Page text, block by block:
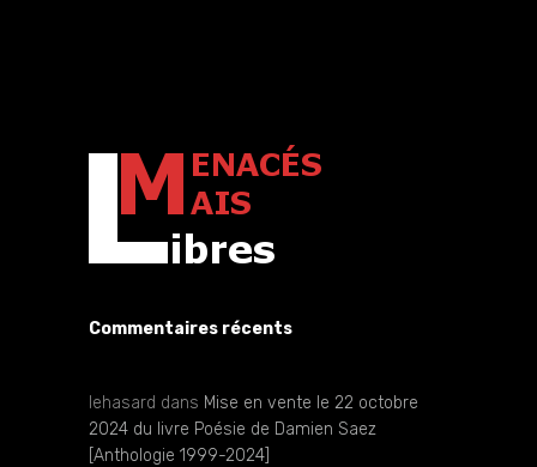
Commentaires récents
lehasard dans Mise en vente le 22 octobre
2024 du livre Poésie de Damien Saez
[Anthologie 1999-2024]